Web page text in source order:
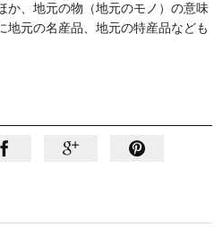
か、地元の物（地元のモノ）の意味
地元の名産品、地元の特産品なども